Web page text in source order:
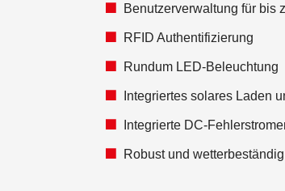
Benutzerverwaltung für bis
RFID Authentifizierung
Rundum LED-Beleuchtung
Integriertes solares Laden
Integrierte DC-
Robust und wetterbeständig